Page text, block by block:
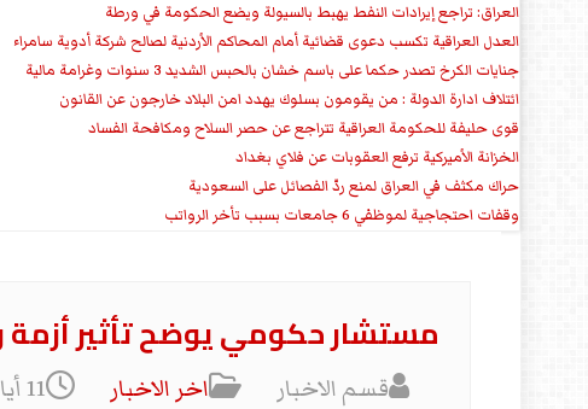
العراق: تراجع إيرادات النفط يهبط بالسيولة ويضع الحكومة في ورطة
العدل العراقية تكسب دعوى قضائية أمام المحاكم الأردنية لصالح شركة أدوية سامراء
جنايات الكرخ تصدر حكما على باسم خشان بالحبس الشديد 3 سنوات وغرامة مالية
ائتلاف ادارة الدولة : من يقومون بسلوك يهدد امن البلاد خارجون عن القانون
قوى حليفة للحكومة العراقية تتراجع عن حصر السلاح ومكافحة الفساد
الخزانة الأميركية ترفع العقوبات عن فلاي بغداد
حراك مكثف في العراق لمنع ردّ الفصائل على السعودية
وقفات احتجاجية لموظفي 6 جامعات بسبب تأخر الرواتب
مستشار حكومي يوضح تأثير أزمة
قسم الاخبار اخر الاخبار 11 أيار 2026